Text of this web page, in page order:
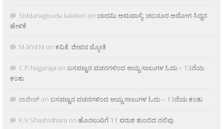
Siddanagouda kalakeri on ಬಾದಮಿ ಅಮವಾಸ್ಯೆ: ಚಬನೂರ ಅಮೋಗ ಸಿದ್ದನ
ಹೇಳಿಕೆ
M âñd M on ಕವಿತೆ: ಜೀವನ ಜ್ಯೋತಿ
C.P.Nagaraja on ಬಸವಣ್ಣನ ವಚನಗಳಿಂದ ಆಯ್ದ ಸಾಲುಗಳ ಓದು – 13ನೆಯ
ಕಂತು
ರಾಜೀವ್ on ಬಸವಣ್ಣನ ವಚನಗಳಿಂದ ಆಯ್ದ ಸಾಲುಗಳ ಓದು – 13ನೆಯ ಕಂತು
K.V Shashidhara on ಹೊನಲುವಿಗೆ 11 ವರುಶ ತುಂಬಿದ ನಲಿವು